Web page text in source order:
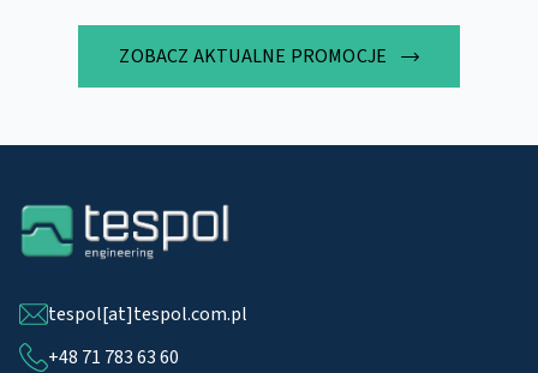
ZOBACZ AKTUALNE PROMOCJE
tespol[at]tespol.com.pl
+48 71 783 63 60